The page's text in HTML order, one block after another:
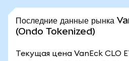
Последние данные рынка
(Ondo Tokenized)
Текущая цена VanEck CLO